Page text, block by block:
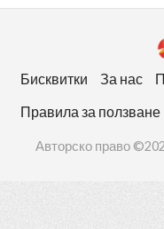
Бисквитки За нас
Правила за ползване
Авторско право